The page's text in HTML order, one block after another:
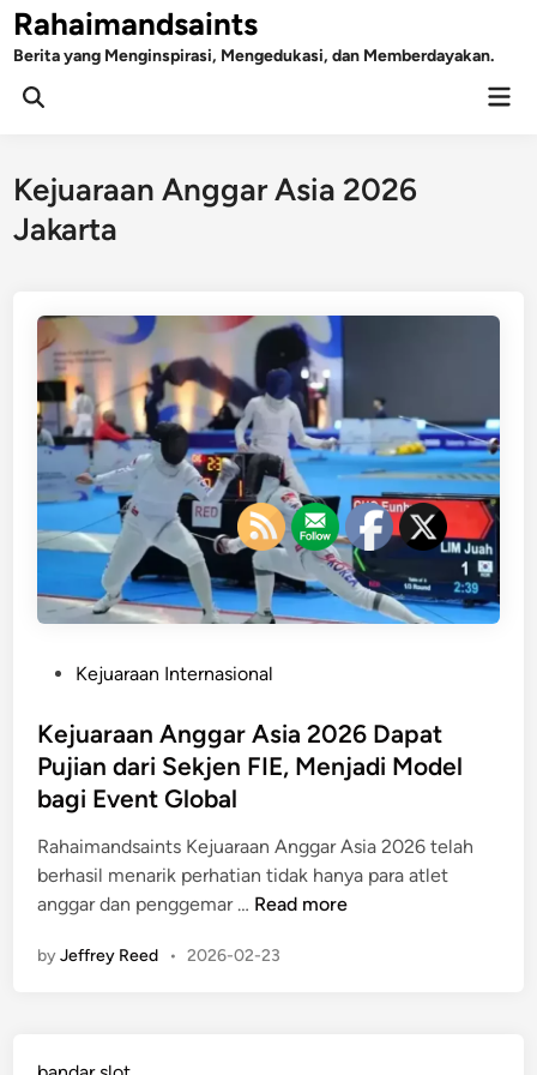
Skip
to
content
Rahaimandsaints
Berita yang Menginspirasi, Mengedukasi, dan Memberdayakan.
Open
Kejuaraan Anggar Asia 2026
Jakarta
s
t
e
d
i
n
Kejuaraan Internasional
Kejuaraan Anggar Asia 2026 Dapat
Pujian dari Sekjen FIE, Menjadi Model
bagi Event Global
Rahaimandsaints Kejuaraan Anggar Asia 2026 telah
berhasil menarik perhatian tidak hanya para atlet
anggar dan penggemar … K
j
Read more
byJeffrey Reed • 2026-02-23